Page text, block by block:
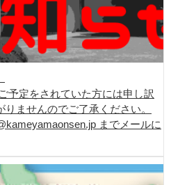
予定をされていた方には申し訳
ませんのでご了承ください。
までメールに